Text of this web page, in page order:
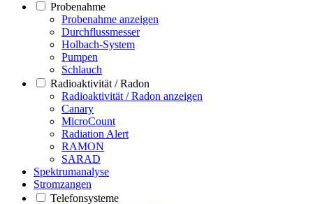
Probenahme
Probenahme anzeigen
Durchflussmesser
Holbach-System
Pumpen
Schlauch
Radioaktivität / Radon
Radioaktivität / Radon anzeigen
Canary
MicroCount
Radiation Alert
RAMON
SARAD
Spektrumanalyse
Stromzangen
Telefonsysteme